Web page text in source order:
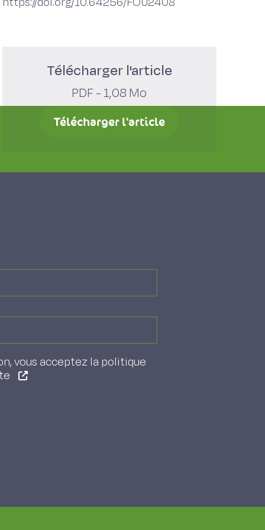
Télécharger l'article
PDF - 1,08 Mo
Télécharger l'article
vous acceptez la politique